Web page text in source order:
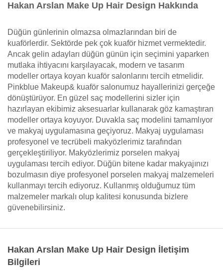
Hakan Arslan Make Up Hair Design Hakkında
Düğün günlerinin olmazsa olmazlarından biri de
kuaförlerdir. Sektörde pek çok kuaför hizmet vermektedir.
Ancak gelin adayları düğün günün için seçimini yaparken
mutlaka ihtiyacını karşılayacak, modern ve tasarım
modeller ortaya koyan kuaför salonlarını tercih etmelidir.
Pinkblue Makeup& kuaför salonumuz hayallerinizi gerçeğe
dönüştürüyor. En güzel saç modellerini sizler için
hazırlayan ekibimiz aksesuarlar kullanarak göz kamaştıran
modeller ortaya koyuyor. Duvakla saç modelini tamamlıyor
ve makyaj uygulamasına geçiyoruz. Makyaj uygulaması
profesyonel ve tecrübeli makyözlerimiz tarafından
gerçekleştiriliyor. Makyözlerimiz porselen makyaj
uygulaması tercih ediyor. Düğün bitene kadar makyajınızı
bozulmasın diye profesyonel porselen makyaj malzemeleri
kullanmayı tercih ediyoruz. Kullanmış olduğumuz tüm
malzemeler markalı olup kalitesi konusunda bizlere
güvenebilirsiniz.
Hakan Arslan Make Up Hair Design İletişim
Bilgileri